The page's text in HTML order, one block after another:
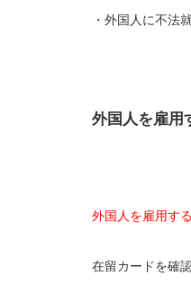
・外国人に不法
外国人を雇用
外国人を雇用す
在留カードを確